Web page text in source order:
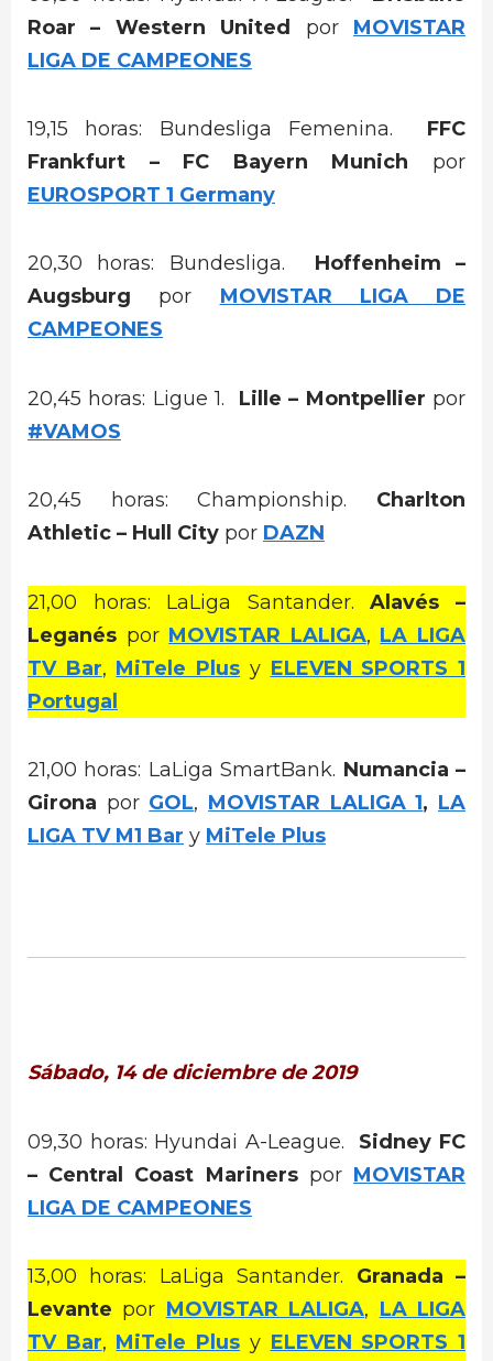
Roar – Western United por MOVISTAR
LIGA DE CAMPEONES
19,15 horas: Bundesliga Femenina. FFC
Frankfurt – FC Bayern Munich por
EUROSPORT 1 Germany
20,30 horas: Bundesliga. Hoffenheim –
Augsburg
por MOVISTAR LIGA DE
CAMPEONES
20,45 horas: Ligue 1. Lille – Montpellier por
#VAMOS
20,45 horas: Championship. Charlton
Athletic – Hull City por DAZN
21,00 horas: LaLiga Santander.Alavés –
Leganés por MOVISTAR LALIGA, LA LIGA
TV Bar, MiTele Plus y ELEVEN SPORTS 1
Portugal
21,00 horas: LaLiga SmartBank. Numancia –
Girona por GOL, MOVISTAR LALIGA 1, LA
LIGA TV M1 Bar y MiTele Plus
Sábado, 14 de diciembre de 2019
09,30 horas: Hyundai A-League. Sidney FC
– Central Coast Mariners por MOVISTAR
LIGA DE CAMPEONES
13,00 horas: LaLiga Santander. Granada –
Levante por MOVISTAR LALIGA, LA LIGA
TV Bar, MiTele Plus y ELEVEN SPORTS 1